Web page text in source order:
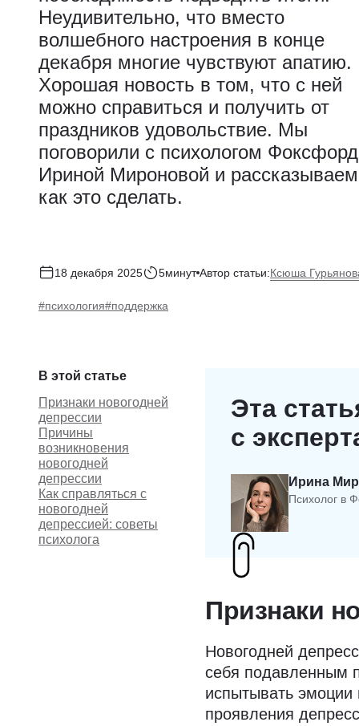
Неудивительно, что вместо
волшебного настроения в конце
декабря многие чувствуют апатию.
Хорошая новость в том, что с ней
можно справиться и получить от
праздников удовольствие. Мы
поговорили с психологом
Ириной Мироновой и
как это сделать.
18 декабря 2025 5минут Автор статьи:Ксюша
#психология#поддержка
В этой статье
Признаки новогодней
депрессии
Причины
возникновения
новогодней
депрессии
Как справляться с
новогодней
депрессией: советы
психолога
Эта
с
Ирина
Психолог в
Признаки
Новогодней
себя подавленным
испытывать
проявления